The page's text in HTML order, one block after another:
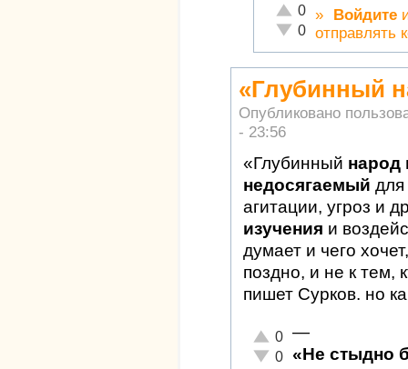
Отлично!
0
Неадекватно!
0
» Войдите
отправлять
«Глубинный
Опубликовано
- 23:56
«Глубинный народ
недосягаемый для
агитации, угроз и
изучения и
думает и чего
поздно, и не к тем,
пишет Сурков. но
Отлично!
0
Неадекватно!
0
—
«Не стыдно